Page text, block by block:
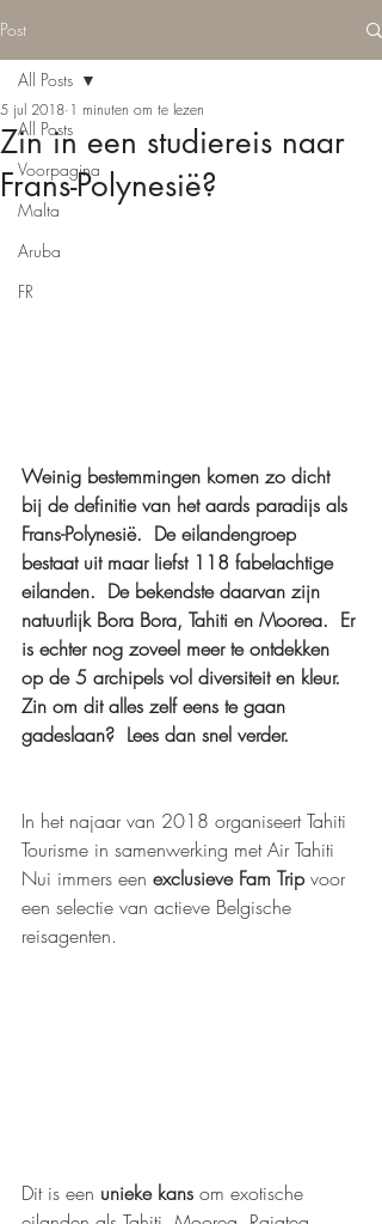
Post
All Posts
Voorpagina
Malta
Aruba
FR
All Posts
Zin in een studiereis naar
Frans-Polynesië?
5 jul 2018 1 minuten om te lezen
Weinig bestemmingen komen zo dicht
bij de definitie van het aards paradijs als
Frans-Polynesië.  De eilandengroep
bestaat uit maar liefst 118 fabelachtige
eilanden.  De bekendste daarvan zijn
natuurlijk Bora Bora, Tahiti en Moorea.  Er
is echter nog zoveel meer te ontdekken
op de 5 archipels vol diversiteit en kleur.
Zin om dit alles zelf eens te gaan
gadeslaan?  Lees dan snel verder.
In het najaar van 2018 organiseert Tahiti
Tourisme in samenwerking met Air Tahiti
Nui immers een exclusieve Fam Trip voor
een selectie van actieve Belgische
reisagenten.
Dit is een unieke kans om exotische